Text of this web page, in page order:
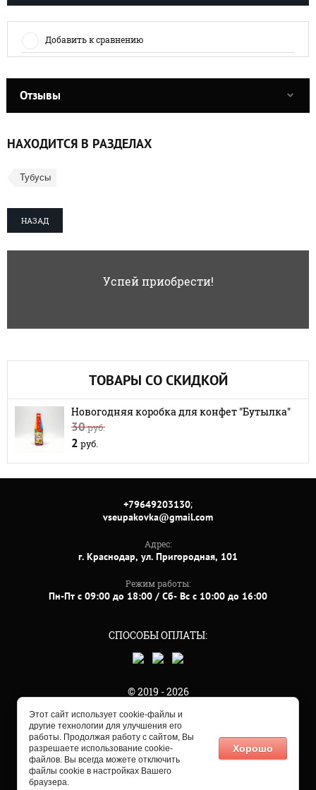
Добавить к сравнению
Отзывы
НАХОДИТСЯ В РАЗДЕЛАХ
Тубусы
НАЗАД
Успей приобрести!
ТОВАРЫ СО СКИДКОЙ
Новогодняя коробка для конфет "Бутылка"
30руб.
2 руб.
+79649203130;
vseupakovka@gmail.com
Адрес:
г. Краснодар, ул. Пригородная, 101
Режим работы:
Пн-Пт с 09:00 до 18:00 / Сб- Вс с 10:00 до 16:00
СПОСОБЫ ОПЛАТЫ:
© 2019 - 2026
Мегагрупп.ру
Этот сайт использует cookie-файлы и
другие технологии для улучшения его
работы. Продолжая работу с сайтом, Вы
разрешаете использование cookie-
файлов. Вы всегда можете отключить
файлы cookie в настройках Вашего
браузера.
Хорошо